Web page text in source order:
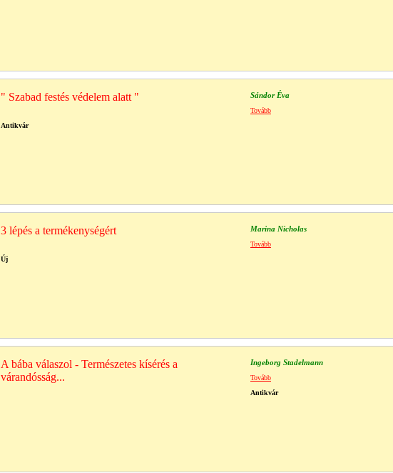
" Szabad festés védelem alatt " Sándor Éva
Tovább
Antikvár
3 lépés a termékenységért Marina Nicholas
Tovább
Új
A bába válaszol - Természetes kísérés a
várandósság...
Ingeborg Stadelmann
Tovább
Antikvár